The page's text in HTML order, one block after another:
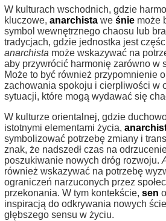
W kulturach wschodnich, gdzie
kluczowe, anarchista we śnie może
symbol wewnętrznego chaosu lub
tradycjach, gdzie jednostka jest
anarchista może wskazywać na
aby przywrócić harmonię zarówno w
Może to być również przypomnienie
zachowania spokoju i cierpliwości w
sytuacji, które mogą wydawać się
W kulturze orientalnej, gdzie
istotnymi elementami życia,
symbolizować potrzebę zmiany i
znak, że nadszedł czas na
poszukiwanie nowych dróg rozwoju.
również wskazywać na potrzebę
ograniczeń narzuconych przez
przekonania. W tym kontekście, sen o
inspiracją do odkrywania nowych
głębszego sensu w życiu.